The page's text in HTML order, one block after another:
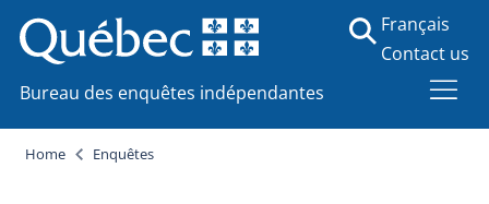
Bureau des enquêtes indépendantes
Français
Contact us
Home Enquêtes